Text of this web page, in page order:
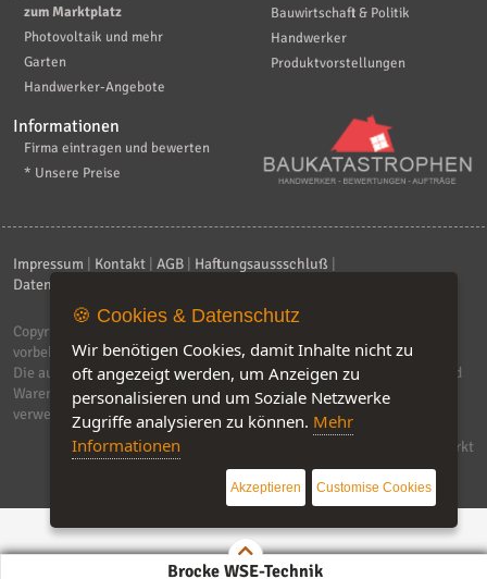
Brocke WSE-Technik
zum Marktplatz
Photovoltaik und mehr
Garten
Handwerker-Angebote
Bauwirtschaft & Politik
Handwerker
Produktvorstellungen
Informationen
Firma eintragen und bewerten
* Unsere Preise
Impressum Kontakt AGB Haftungsaussschluß
Datenschutzerklärung
Copyright © 2026
vorbehalten.
Die auf dieser Seite verwendeten Produktbezeichnungen, Namen und
Warenzeichen sind Eigentum der jeweiligen Firmen. Unser Portal
verwendet Affiliat-Links, für dir wir Geld erhalten.
Software by IQ-Markt
🍪 Cookies & Datenschutz
Wir benötigen Cookies, damit Inhalte nicht zu
oft angezeigt werden, um Anzeigen zu
personalisieren und um Soziale Netzwerke
Zugriffe analysieren zu können. Mehr
Informationen
Akzeptieren Customise Cookies